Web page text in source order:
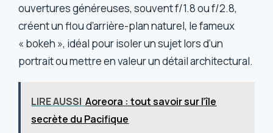
ouvertures généreuses, souvent f/1.8 ou f/2.8,
créent un flou d’arrière-plan naturel, le fameux
« bokeh », idéal pour isoler un sujet lors d’un
portrait ou mettre en valeur un détail architectural.
LIRE AUSSI Aoreora : tout savoir sur l’île
secrète du Pacifique